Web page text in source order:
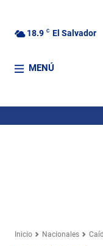
18.9 C El Salvador
MENÚ
Inicio Nacionales